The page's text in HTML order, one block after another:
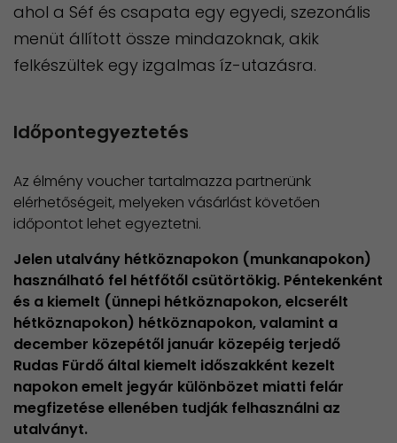
ahol a Séf és csapata egy egyedi, szezonális
menüt állított össze mindazoknak, akik
felkészültek egy izgalmas íz-utazásra.
Időpontegyeztetés
Az élmény voucher tartalmazza partnerünk
elérhetőségeit, melyeken vásárlást követően
időpontot lehet egyeztetni.
Jelen utalvány hétköznapokon (munkanapokon)
használható fel hétfőtől csütörtökig. Péntekenként
és a kiemelt (ünnepi hétköznapokon, elcserélt
hétköznapokon) hétköznapokon, valamint a
december közepétől január közepéig terjedő
Rudas Fürdő által kiemelt időszakként kezelt
napokon emelt jegyár különbözet miatti felár
megfizetése ellenében tudják felhasználni az
utalványt.